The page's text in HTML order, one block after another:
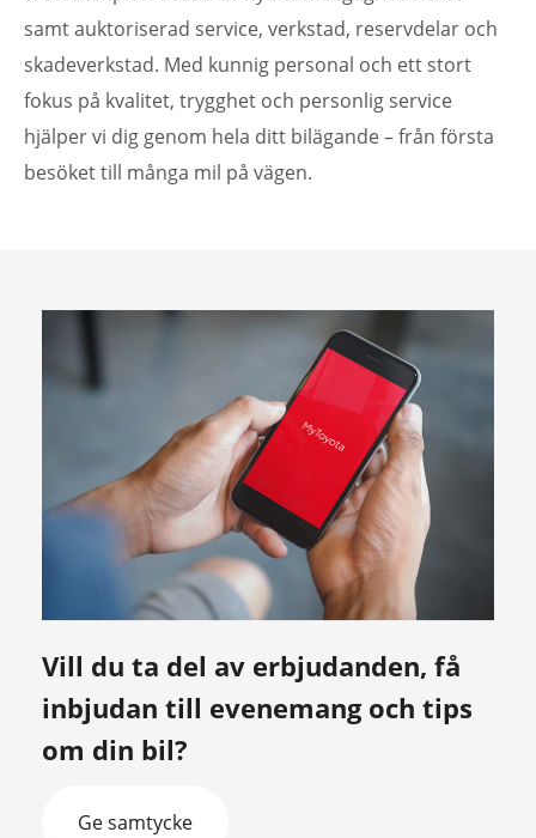
samt auktoriserad service, verkstad, reservdelar och
skadeverkstad. Med kunnig personal och ett stort
fokus på kvalitet, trygghet och personlig service
hjälper vi dig genom hela ditt bilägande – från första
besöket till många mil på vägen.
Vill du ta del av erbjudanden, få
inbjudan till evenemang och tips
om din bil?
Ge samtycke